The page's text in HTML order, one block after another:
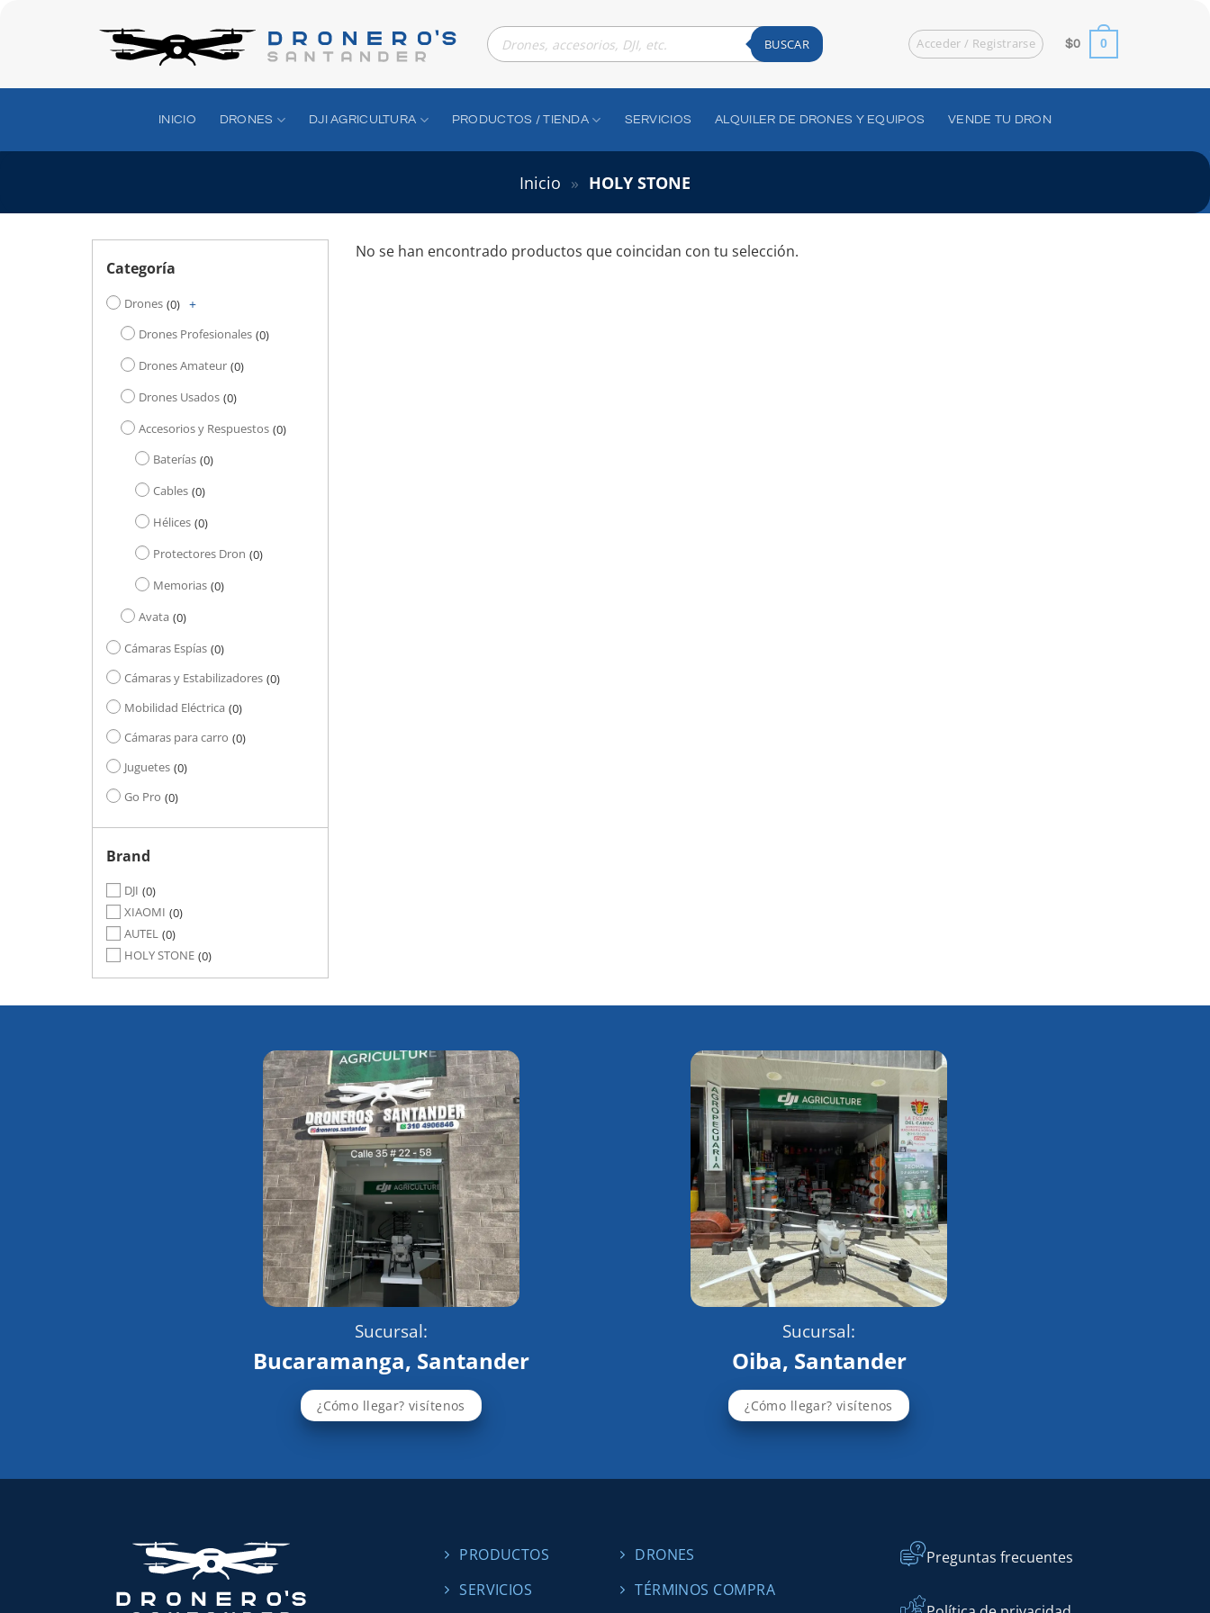
Búsqueda
de
productos
BUSCAR Acceder / Registrarse $0 0
INICIO DRONES DJI AGRICULTURA PRODUCTOS / TIENDA SERVICIOS ALQUILER DE DRONES Y EQUIPOS VENDE TU DRON
Inicio » HOLY STONE
Categoría
Drones +
0
Drones Profesionales 0
Drones Amateur 0
Drones Usados 0
Accesorios y Respuestos 0
Baterías 0
Cables 0
Hélices 0
Protectores Dron 0
Memorias 0
Avata 0
Cámaras Espías 0
Cámaras y Estabilizadores 0
Mobilidad Eléctrica 0
Cámaras para carro 0
Juguetes 0
Go Pro 0
Brand
DJI 0
XIAOMI 0
AUTEL 0
HOLY STONE 0
No se han encontrado productos que coincidan con tu selección.
Sucursal:
Bucaramanga, Santander
¿Cómo llegar? visítenos
Sucursal:
Oiba, Santander
¿Cómo llegar? visítenos
PRODUCTOS
SERVICIOS
DRONES
TÉRMINOS COMPRA
Preguntas frecuentes